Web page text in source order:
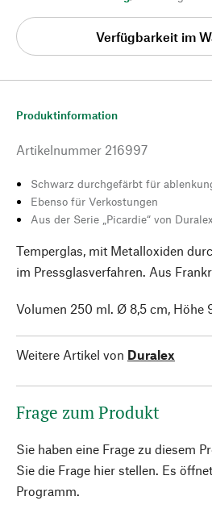
Verfügbarkeit im
Produktinformation
Artikelnummer 216997
Schwarz durchgefärbt für
Ebenso für Verkostungen
Aus der Serie „Picardie“ von Duralex
Temperglas, mit Metalloxiden
im Pressglasverfahren. Aus
Volumen 250 ml. Ø 8,5 cm, Höhe
Weitere Artikel von Duralex
Frage zum Produkt
Sie haben eine Frage zu diesem
Sie die Frage hier stellen. Es
Programm.